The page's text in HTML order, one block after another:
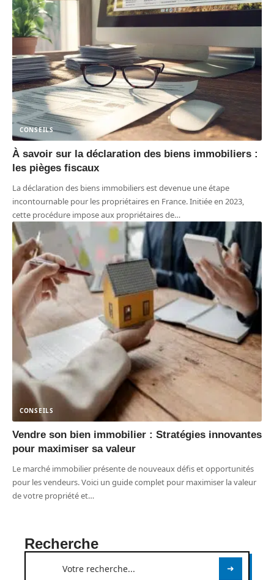
CONSEILS
À savoir sur la déclaration des biens immobiliers :
les pièges fiscaux
La déclaration des biens immobiliers est devenue une étape
incontournable pour les propriétaires en France. Initiée en 2023,
cette procédure impose aux propriétaires de…
CONSEILS
Vendre son bien immobilier : Stratégies innovantes
pour maximiser sa valeur
Le marché immobilier présente de nouveaux défis et opportunités
pour les vendeurs. Voici un guide complet pour maximiser la valeur
de votre propriété et…
Recherche